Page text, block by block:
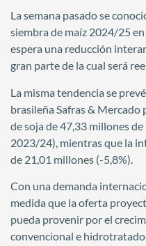
La semana pasado se
siembra de maíz 2024/25
espera una reducción
gran parte de la cual será
La misma tendencia se
brasileña Safras & Mercado
de soja de 47,33 millones
2023/24), mientras que la
de 21,01 millones (-5,8%).
Con una demanda
medida que la oferta
pueda provenir por el
convencional e